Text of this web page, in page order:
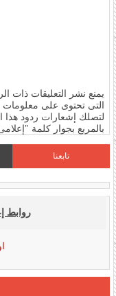
يمنع نشر التعليقات ذات
التى تحتوى على معلومات
لتصلك إشعارات ردود هذا
بالمربع بجوار كلمة
تابعنا
روابط